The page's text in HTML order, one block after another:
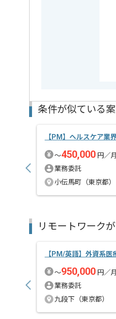
基本的には常駐での
条件が似ている
【PM】ヘルスケア業
〜450,000 円／月
業務委託
小伝馬町（東京都）
リモートワーク
【PM/英語】外資系
〜950,000 円／月
業務委託
九段下（東京都）